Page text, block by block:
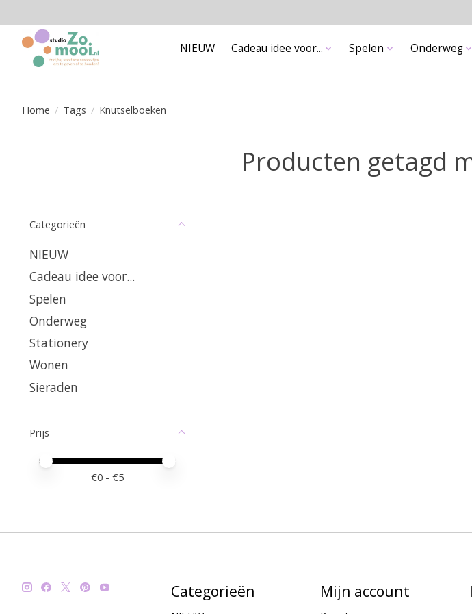
NIEUW Cadeau idee voor... Spelen Onderweg
Home / Tags / Knutselboeken
Producten getagd
Categorieën
NIEUW
Cadeau idee voor...
Spelen
Onderweg
Stationery
Wonen
Sieraden
Prijs
Minimale prijswaarde
Price maximum value
€0 - €5
Categorieën Mijn account